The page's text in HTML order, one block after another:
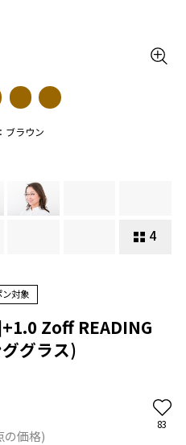
ブラウン
4
ン対象
Zoff READING
グラス)
の価格)
83